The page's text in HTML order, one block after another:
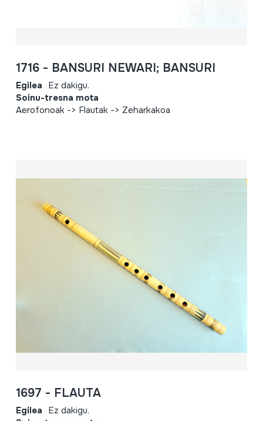
1716 - BANSURI NEWARI; BANSURI
Egilea Ez dakigu.
Soinu-tresna mota
Aerofonoak -> Flautak -> Zeharkakoa
1697 - FLAUTA
Egilea Ez dakigu.